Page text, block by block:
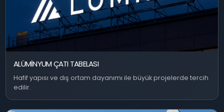
ALÜMINYUM ÇATI TABELASI
Hafif yapısı ve dış ortam dayanımı ile büyük projelerde tercih
edilir.